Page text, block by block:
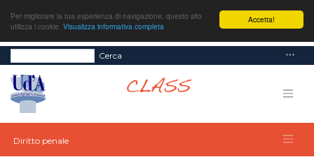
Accetta!
Per migliorare la tua esperienza di navigazione, questo sito
utilizza i cookie. Visualizza informativa completa
Cerca
Diritto penale